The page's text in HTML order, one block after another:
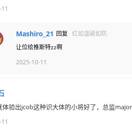
Mashiro_21 回复 红如温破如防
让位给推斯特zz啊
2025-10-11
体验出jcob这种识大体的小将好了，总监